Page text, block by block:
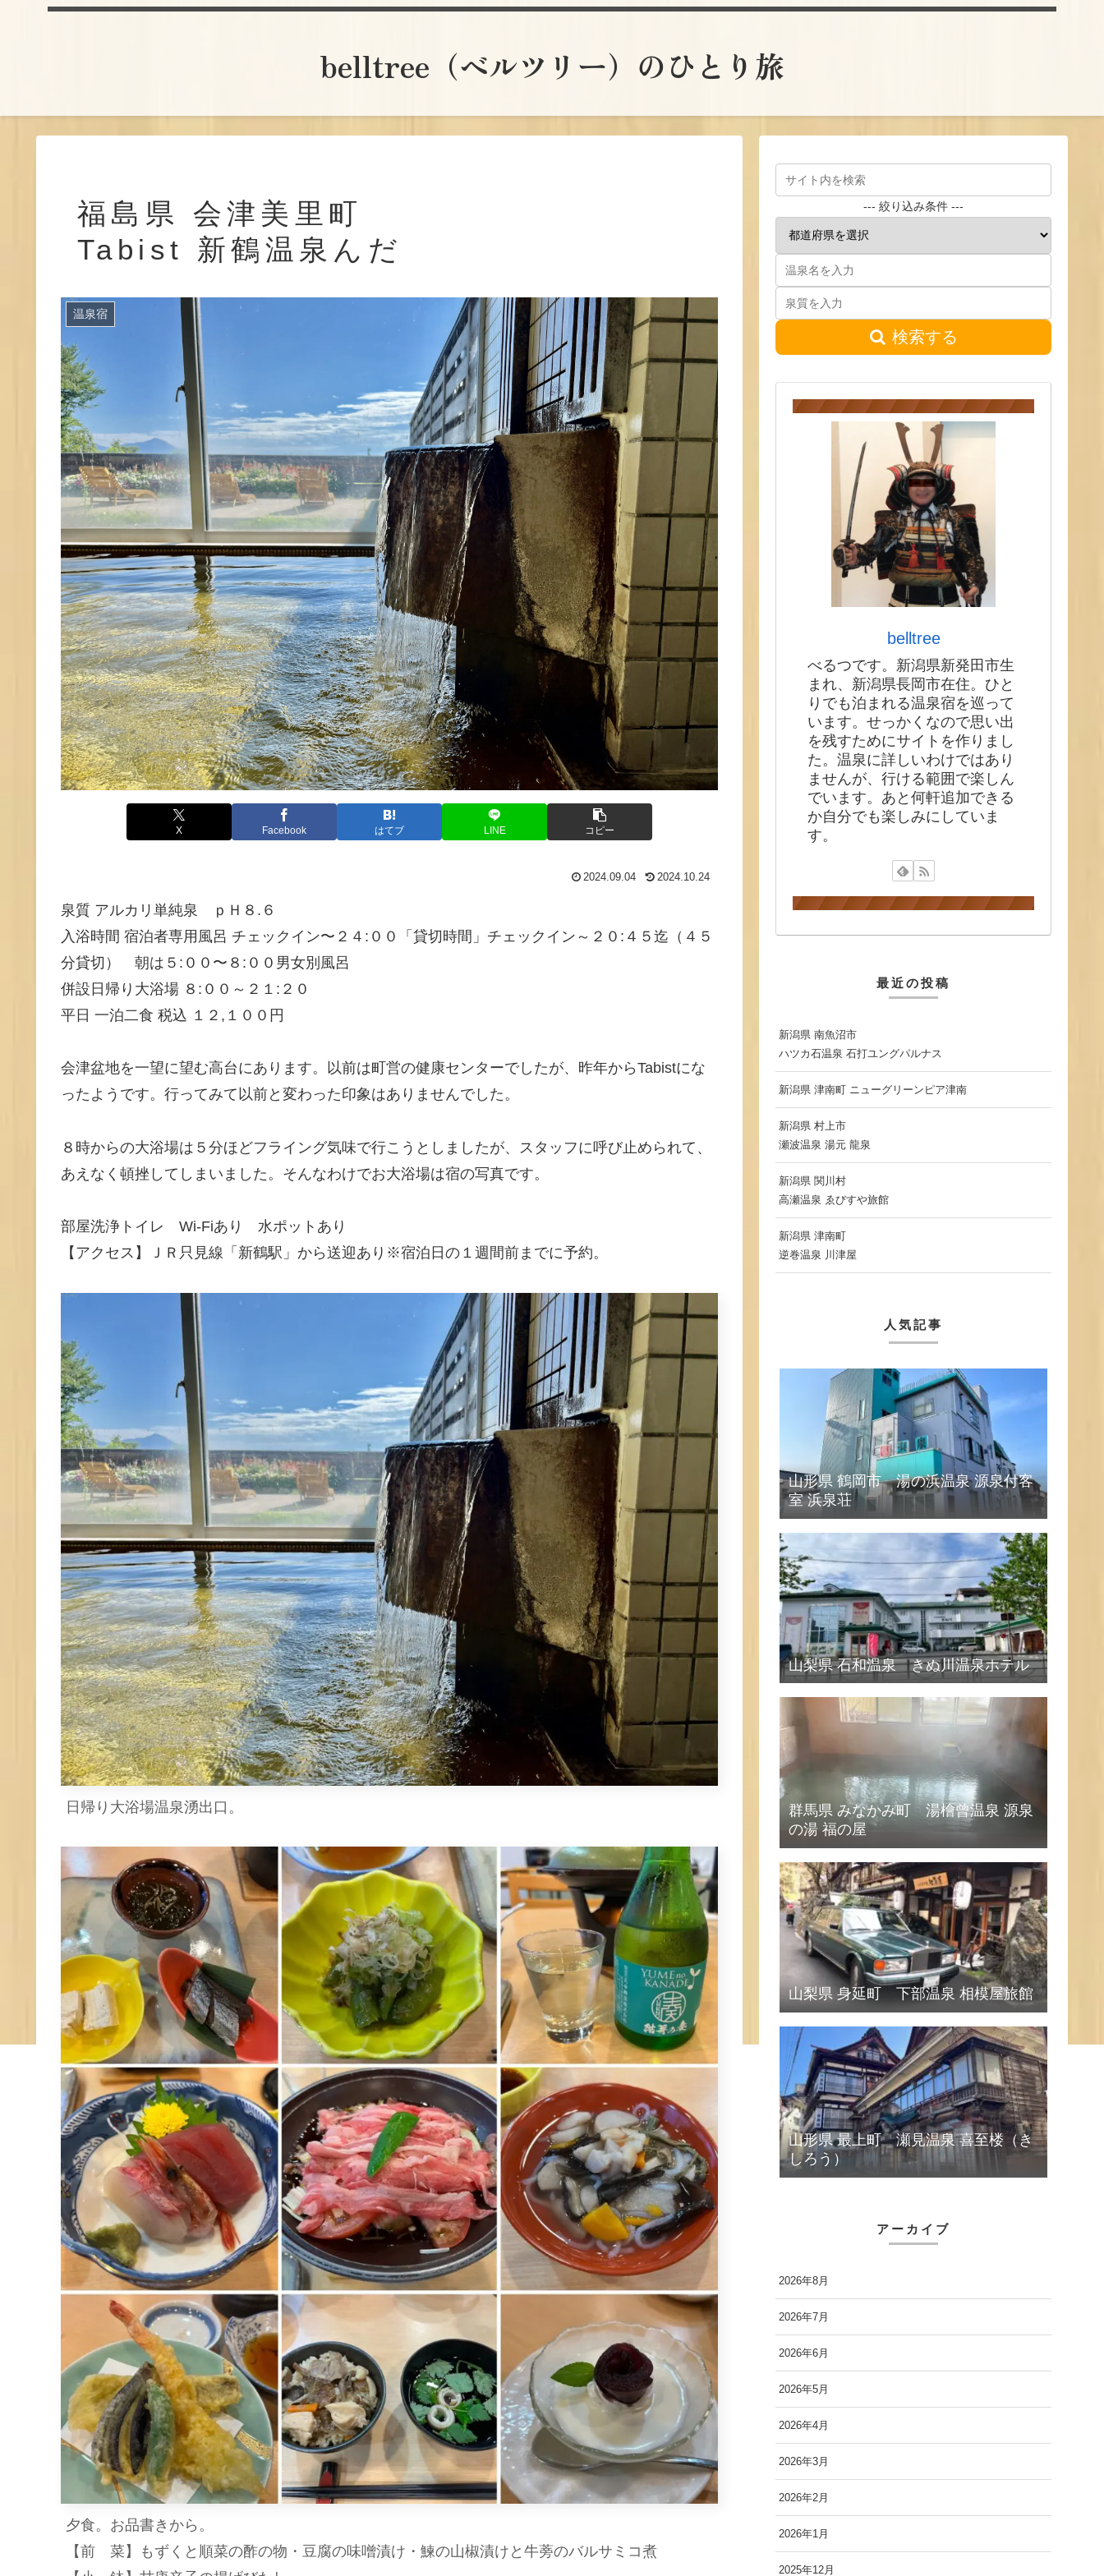
belltree（ベルツリー）のひとり旅
福島県 会津美里町
Tabist 新鶴温泉んだ
温泉宿
X Facebook はてブ LINE コピー
2024.09.04 2024.10.24
泉質 アルカリ単純泉 ｐＨ８.６
入浴時間 宿泊者専用風呂 チェックイン〜２４:００「貸切時間」チェックイン～２０:４５迄（４５
分貸切） 朝は５:００〜８:００男女別風呂
併設日帰り大浴場 ８:００～２１:２０
平日 一泊二食 税込 １２,１００円
会津盆地を一望に望む高台にあります。以前は町営の健康センターでしたが、昨年からTabistにな
ったようです。行ってみて以前と変わった印象はありませんでした。
８時からの大浴場は５分ほどフライング気味で行こうとしましたが、スタッフに呼び止められて、
あえなく頓挫してしまいました。そんなわけでお大浴場は宿の写真です。
部屋洗浄トイレ Wi-Fiあり 水ポットあり
【アクセス】ＪＲ只見線「新鶴駅」から送迎あり※宿泊日の１週間前までに予約。
日帰り大浴場温泉湧出口。
夕食。お品書きから。
【前 菜】もずくと順菜の酢の物・豆腐の味噌漬け・鰊の山椒漬けと牛蒡のバルサミコ煮
--- 絞り込み条件 ---
検索する
belltree
べるつです。新潟県新発田市生
まれ、新潟県長岡市在住。ひと
りでも泊まれる温泉宿を巡って
います。せっかくなので思い出
を残すためにサイトを作りまし
た。温泉に詳しいわけではあり
ませんが、行ける範囲で楽しん
でいます。あと何軒追加できる
か自分でも楽しみにしていま
す。
最近の投稿
新潟県 南魚沼市
ハツカ石温泉 石打ユングパルナス
新潟県 津南町 ニューグリーンピア津南
新潟県 村上市
瀬波温泉 湯元 龍泉
新潟県 関川村
高瀬温泉 ゑびすや旅館
新潟県 津南町
逆巻温泉 川津屋
人気記事
山形県 鶴岡市 湯の浜温泉 源泉付客
室 浜泉荘
山梨県 石和温泉 きぬ川温泉ホテル
群馬県 みなかみ町 湯檜曾温泉 源泉
の湯 福の屋
山梨県 身延町 下部温泉 相模屋旅館
山形県 最上町 瀬見温泉 喜至楼（き
しろう）
アーカイブ
2026年8月
2026年7月
2026年6月
2026年5月
2026年4月
2026年3月
2026年2月
2026年1月
2025年12月